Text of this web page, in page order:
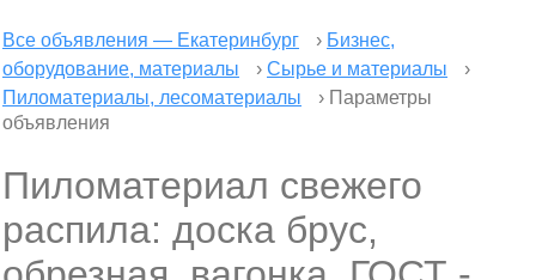
Все объявления — Екатеринбург › Бизнес,
оборудование, материалы
› Сырье и материалы
›
Пиломатериалы, лесоматериалы
› Параметры
объявления
Пиломатериал свежего
распила: доска брус,